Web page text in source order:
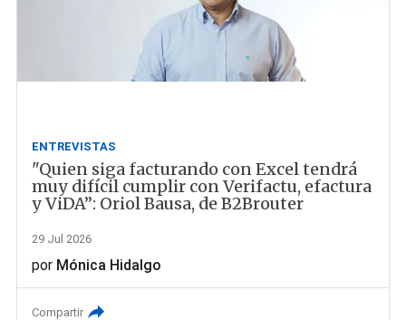
ENTREVISTAS
"Quien siga facturando con Excel tendrá
muy difícil cumplir con Verifactu, efactura
y ViDA”: Oriol Bausa, de B2Brouter
29 Jul 2026
por Mónica Hidalgo
Compartir